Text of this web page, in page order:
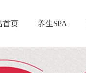
首页 养生SPA